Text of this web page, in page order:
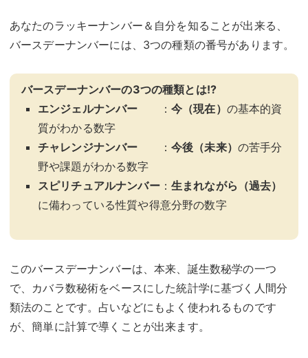
あなたのラッキーナンバー＆自分を知ることが出来る、
バースデーナンバーには、3つの種類の番号があります。
バースデーナンバーの3つの種類とは!?
エンジェルナンバー
： 今（現在） の基本的資
質がわかる数字
チャレンジナンバー
： 今後（未来） の苦手分
野や課題がわかる数字
スピリチュアルナンバー： 生まれながら（過去）
に備わっている性質や得意分野の数字
このバースデーナンバーは、本来、誕生数秘学の一つ
で、カバラ数秘術をベースにした統計学に基づく人間分
類法のことです。占いなどにもよく使われるものです
が、簡単に計算で導くことが出来ます。